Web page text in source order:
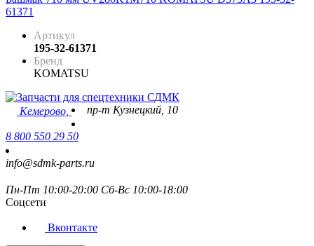
61371
Артикул
195-32-61371
Бренд
KOMATSU
Кемерово, пр-т Кузнецкий, 10
8 800 550 29 50
info@sdmk-parts.ru
Пн-Пт 10:00-20:00 Сб-Вс 10:00-18:00
Соцсети
Вконтакте